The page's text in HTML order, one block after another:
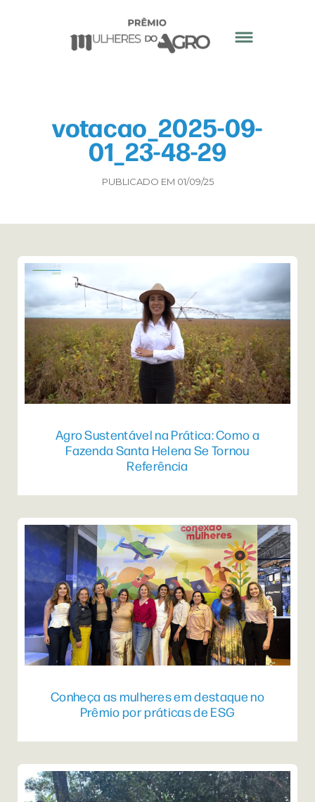
votacao_2025-09-
01_23-48-29
PUBLICADO EM 01/09/25
Agro Sustentável na Prática: Como a
Fazenda Santa Helena Se Tornou
Referência
Conheça as mulheres em destaque no
Prêmio por práticas de ESG